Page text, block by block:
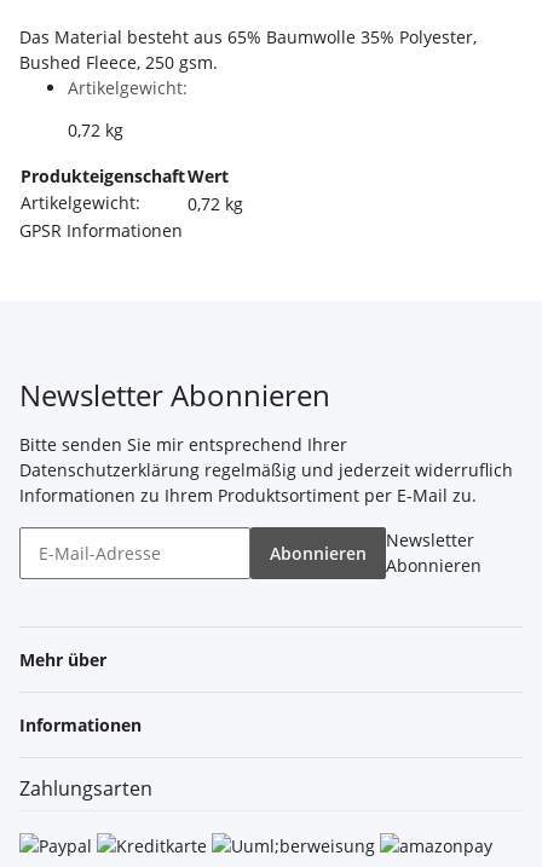
Das Material besteht aus 65% Baumwolle 35% Polyester,
Bushed Fleece, 250 gsm.
Artikelgewicht:
0,72 kg
ProdukteigenschaftWert
Artikelgewicht:
0,72 kg
GPSR Informationen
Newsletter Abonnieren
Bitte senden Sie mir entsprechend Ihrer
Datenschutzerklärung regelmäßig und jederzeit widerruflich
Informationen zu Ihrem Produktsortiment per E-Mail zu.
Abonnieren
Newsletter
Abonnieren
Mehr über
Informationen
Zahlungsarten